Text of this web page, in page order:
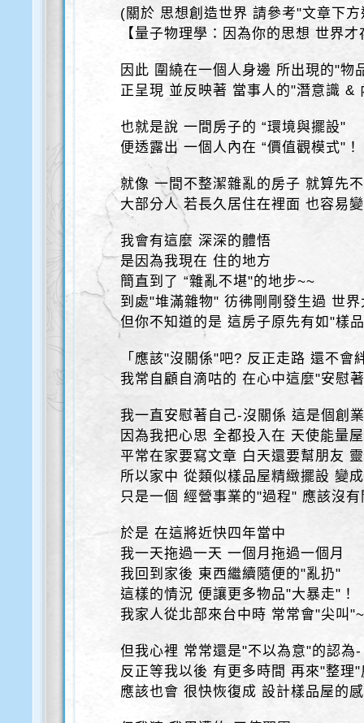
(關於 思想創造世界 請參考"文章下
【量子物理學：因為你的思想 世界
因此 圍繞在一個人身邊 所出現的"物
正呈現 並反映著 當事人的"潛意識 &
也就是說 一間房子的 “環境與擺設"
便透露出 一個人內在 “價值觀模式"！
就像 一間不整潔雜亂的房子 就算先
大部分人 若長久居住在裡面 也容易
我會有這麼 深深的體悟
是因為我現在 住的地方
簡直到了 “雜亂不堪"的地步~~
到處"堆滿雜物" 彷彿剛剛發生過 世
但你不知道的是 這房子原先有如"樣
「應該"沒關係"吧? 反正走路 還不會
我常自顧自滴咕的 在心中這麼"安慰
我一直安慰著自己-沒關係 這是個創
因為我把心思 全都投入在 天使能量
平常在家要寫文章 白天還要幫朋友
所以家中 從類似樣品屋精緻擺設 變
只是一個 經營事業的"過程" 應該沒
於是 在這將近快四年當中
我一天拖過一天 一個月拖過一個月
我回到家後 東西繼續隨便的"亂扔"
這樣的情況 便讓更多物品"大暴走"！
我家人從北部來台中時 常常會"尖叫
但我心裡 常常還是"不以為意"的認為-
反正等我以後 有更多時間 再來"整理
應該也會 很快恢復成 設計樣品屋的